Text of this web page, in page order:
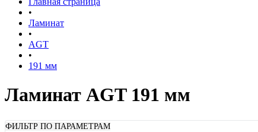
•
Ламинат
•
AGT
•
191 мм
Ламинат AGT 191 мм
ФИЛЬТР ПО ПАРАМЕТРАМ